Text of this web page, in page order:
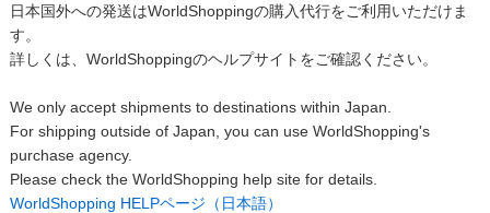
日本国外への発送はWorldShoppingの購入代行をご利用いただけま
す。
詳しくは、WorldShoppingのヘルプサイトをご確認ください。
We only accept shipments to destinations within Japan.
For shipping outside of Japan, you can use WorldShopping's
purchase agency.
Please check the WorldShopping help site for details.
WorldShopping HELPページ（日本語）